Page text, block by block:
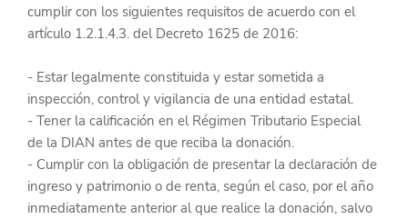
cumplir con los siguientes requisitos de acuerdo con el
artículo 1.2.1.4.3. del Decreto 1625 de 2016:
- Estar legalmente constituida y estar sometida a
inspección, control y vigilancia de una entidad estatal.
- Tener la calificación en el Régimen Tributario Especial
de la DIAN antes de que reciba la donación.
- Cumplir con la obligación de presentar la declaración de
ingreso y patrimonio o de renta, según el caso, por el año
inmediatamente anterior al que realice la donación, salvo